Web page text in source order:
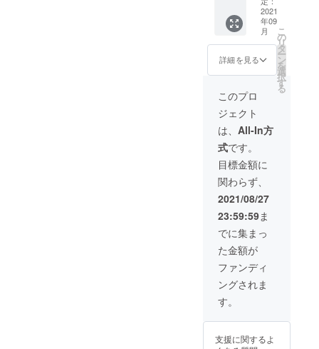
等)、増
粘多糖
類、酒
精 添加
物表示:
酸等)、
増粘多
糖類、
酒精 ア
レル
ギー表
示:特に
なし 業
務資格:
惣菜製
造業 03
南筑後
保 第2-
3086号
また、
感謝の
お手紙
も添え
きま
365日の
間 原材
料:食
塩、魚
醤(いわ
し、食
塩)、昆
布エキ
ス、本
みり
ん、鯛
(国産)、
鯛エキ
ス、焼
きあご
(とびう
お)エキ
ス、昆
布/調味
料(アミ
ノ酸
等)、増
粘多糖
類、酒
精 添加
(アミノ
増粘多
2021
年09
月
詳細を見る
こ
の
リ
タ
ー
ン
を
選
択
す
る
このプロ
ジェクト
は、 All-In方
式です。
目標金額に
関わらず、
2021/08/27
23:59:59ま
でに集まっ
た金額が
ファンディ
ングされま
す。
支援に関するよ